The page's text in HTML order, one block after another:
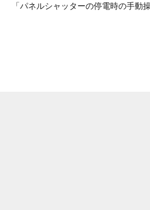
「パネルシャッターの停電時の手動